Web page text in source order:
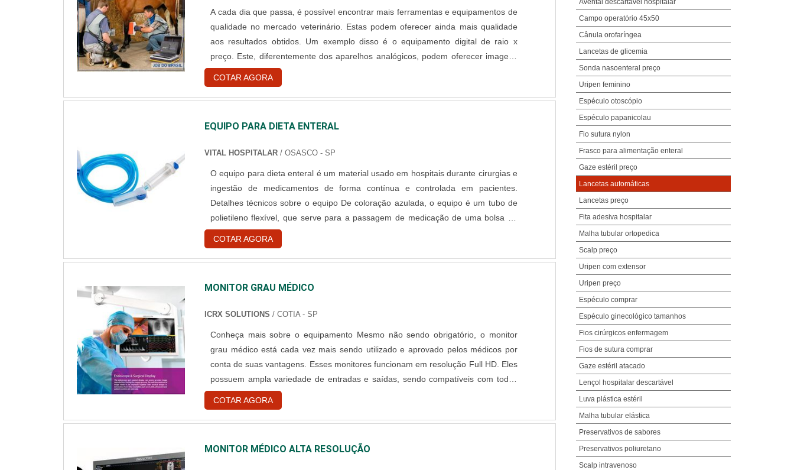
A cada dia que passa, é possível encontrar mais ferramentas e equipamentos de
qualidade no mercado veterinário. Estas podem oferecer ainda mais qualidade
aos resultados obtidos. Um exemplo disso é o equipamento digital de raio x
preço. Este, diferentemente dos aparelhos analógicos, podem oferecer imagens
em monitores que deixarão as imagens com alta resolução. Além disso, as
imagens podem ser enviadas para a nuvem através de e-mails. Vantagens do....
COTAR AGORA
EQUIPO PARA DIETA ENTERAL
VITAL HOSPITALAR/ OSASCO - SP
O equipo para dieta enteral é um material usado em hospitais durante cirurgias e
ingestão de medicamentos de forma contínua e controlada em pacientes.
Detalhes técnicos sobre o equipo De coloração azulada, o equipo é um tubo de
polietileno flexível, que serve para a passagem de medicação de uma bolsa ou
frasco, até a corrente sanguínea do paciente. Ele possui uma agulha na ponta
para perfuração do vaso sanguíneo, e um regulador que permite ajust....
COTAR AGORA
MONITOR GRAU MÉDICO
ICRX SOLUTIONS / COTIA - SP
Conheça mais sobre o equipamento Mesmo não sendo obrigatório, o monitor
grau médico está cada vez mais sendo utilizado e aprovado pelos médicos por
conta de suas vantagens. Esses monitores funcionam em resolução Full HD. Eles
possuem ampla variedade de entradas e saídas, sendo compatíveis com todas
as câmeras. Além disso, o monitor possui capacidade de proporcionar diferentes
modos de exibição, tanto em paisagem como em retrato. E tudo isso de ....
COTAR AGORA
MONITOR MÉDICO ALTA RESOLUÇÃO
Campo operatório 45x50
Cânula orofaríngea
Lancetas de glicemia
Sonda nasoenteral preço
Uripen feminino
Espéculo otoscópio
Espéculo papanicolau
Fio sutura nylon
Frasco para alimentação enteral
Gaze estéril preço
Lancetas automáticas
Lancetas preço
Fita adesiva hospitalar
Malha tubular ortopedica
Scalp preço
Uripen com extensor
Uripen preço
Espéculo comprar
Espéculo ginecológico tamanhos
Fios cirúrgicos enfermagem
Fios de sutura comprar
Gaze estéril atacado
Lençol hospitalar descartável
Luva plástica estéril
Malha tubular elástica
Preservativos de sabores
Preservativos poliuretano
Scalp intravenoso